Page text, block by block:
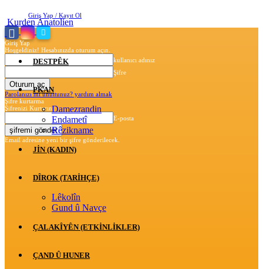
Giriş Yap / Kayıt Ol
Giriş Yap
Hoşgeldiniz! Hesabınızda oturum açın.
kullanıcı adınız
Şifre
Parolanızı mı unuttunuz? yardım almak
Şifre kurtarma
Şifrenizi Kurtarın
E-posta
Email adresine yeni bir şifre gönderilecek.
Kurden Anatolien
DESTPÊK
PKAN
Damezrandin
Endametî
Rêzikname
JİN (KADIN)
DÎROK (TARİHÇE)
Lêkolîn
Gund û Navçe
ÇALAKÎYÊN (ETKINLIKLER)
ÇAND Û HUNER